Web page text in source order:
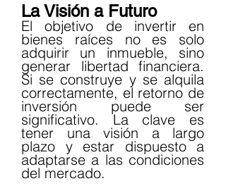
La Visión a Futuro
El objetivo de invertir en
bienes raíces no es solo
adquirir un inmueble, sino
generar libertad financiera.
Si se construye y se alquila
correctamente, el retorno de
inversión puede ser
significativo. La clave es
tener una visión a largo
plazo y estar dispuesto a
adaptarse a las condiciones
del mercado.